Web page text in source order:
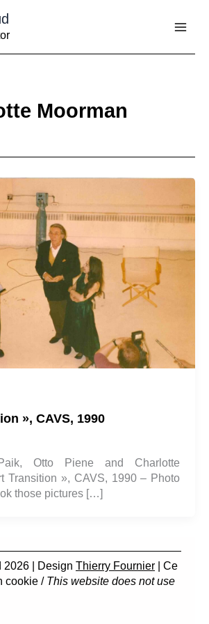
Moorman
», CAVS, 1990
Otto Piene and Charlotte
Transition », CAVS, 1990 – Photo
those pictures […]
| Design Thierry Fournier | Ce
cookie / This website does not use